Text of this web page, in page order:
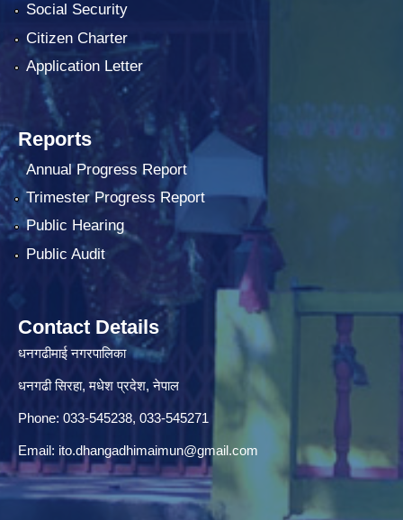
Social Security
Citizen Charter
Application Letter
Reports
Annual Progress Report
Trimester Progress Report
Public Hearing
Public Audit
Contact Details
धनगढीमाई नगरपालिका
धनगढी सिरहा, मधेश प्रदेश, नेपाल
Phone: 033-545238, 033-545271
Email: ito.dhangadhimaimun@gmail.com